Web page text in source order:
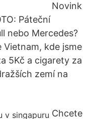
Novink
Páteční
nebo Mercedes?
kde jsme
5Kč a cigarety za
zemí na
Chcete